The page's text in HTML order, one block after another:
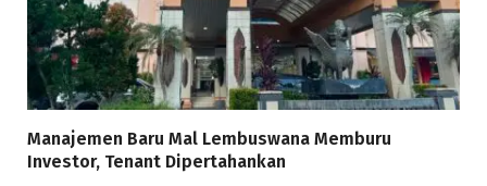
Manajemen Baru Mal Lembuswana Memburu
Investor, Tenant Dipertahankan